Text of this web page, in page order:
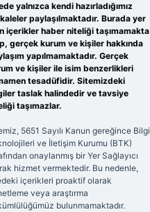
yalnızca kendi hazırladığımız
paylaşılmaktadır. Burada yer
içerikler haber niteliği taşımamakta
gerçek kurum ve kişiler hakkında
yapılmamaktadır. Gerçek
ve kişiler ile isim benzerlikleri
tesadüfidir. Sitemizdeki
taslak halindedir ve tavsiye
taşımazlar.
5651 Sayılı Kanun gereğince Bilgi
ve İletişim Kurumu (BTK)
onaylanmış bir Yer Sağlayıcı
hizmet vermektedir. Bu nedenle,
içerikleri proaktif olarak
veya araştırma
bulunmamaktadır.